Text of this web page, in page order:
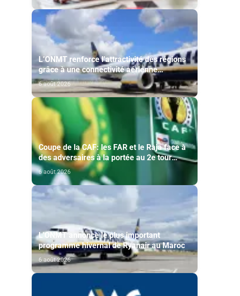
L’ONMT renforce l’attractivité des régions
grâce à une connectivité aérienne
historique de Ryanair
6 août 2026
Coupe de la CAF: les FAR et le Raja face à
des adversaires à la portée au 2e tour
préliminaire
6 août 2026
L'ONMT annonce le plus important
programme hivernal de Ryanair au Maroc
6 août 2026